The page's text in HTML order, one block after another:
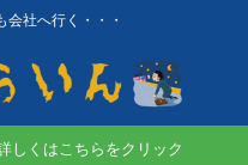
会社へ行く・・・
しくはこちらをクリック